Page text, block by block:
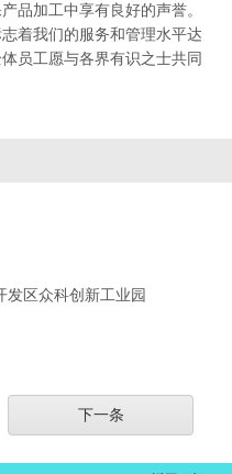
品加工中享有良好的声誉。
着我们的服务和管理水平达
员工愿与各界有识之士共同
发区众科创新工业园
下一条